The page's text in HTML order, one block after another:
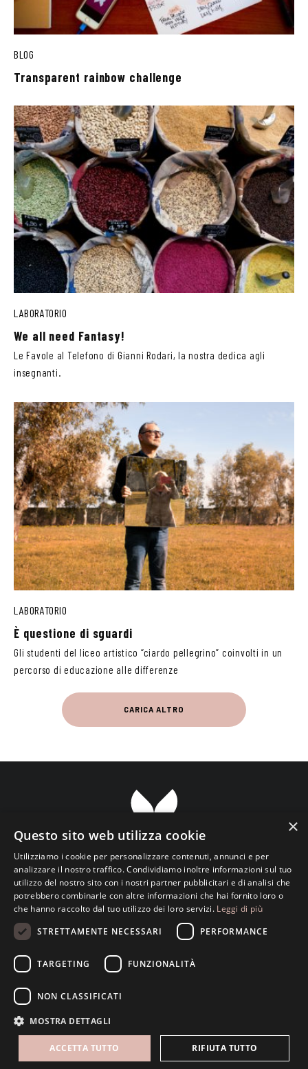
BLOG
Transparent rainbow challenge
LABORATORIO
We all need Fantasy!
Le Favole al Telefono di Gianni Rodari, la nostra dedica agli
insegnanti.
LABORATORIO
È questione di sguardi
Gli studenti del liceo artistico “ciardo pellegrino” coinvolti in un
percorso di educazione alle differenze
CARICA ALTRO
Transparent ETS Associazione Culturale
Viale Luciano Pavarotti, 133 • 73100 Lecce • Italy
info@transparent.love
C.F. 93148760759 • P.Iva 05013420756
×
Questo sito web utilizza cookie
Utilizziamo i cookie per personalizzare contenuti, annunci e per
analizzare il nostro traffico. Condividiamo inoltre informazioni sul tuo
utilizzo del nostro sito con i nostri partner pubblicitari e di analisi che
potrebbero combinarle con altre informazioni che hai fornito loro o
che hanno raccolto dal tuo utilizzo dei loro servizi. Leggi di più
STRETTAMENTE NECESSARI
PERFORMANCE
TARGETING FUNZIONALITÀ
NON CLASSIFICATI
MOSTRA DETTAGLI
ACCETTA TUTTO RIFIUTA TUTTO